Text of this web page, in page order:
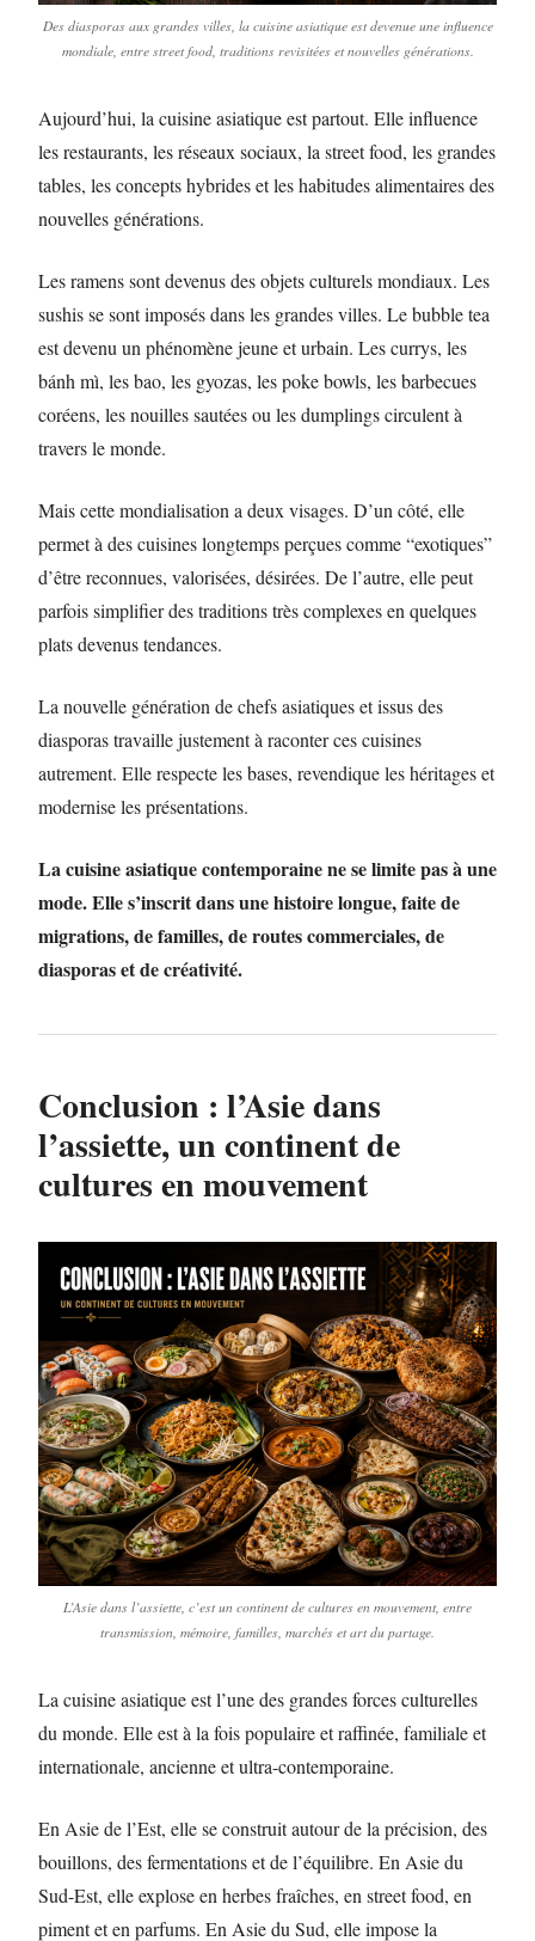
Des diasporas aux grandes villes, la cuisine asiatique est devenue une influence
mondiale, entre street food, traditions revisitées et nouvelles générations.
Aujourd’hui, la cuisine asiatique est partout. Elle influence
les restaurants, les réseaux sociaux, la street food, les grandes
tables, les concepts hybrides et les habitudes alimentaires des
nouvelles générations.
Les ramens sont devenus des objets culturels mondiaux. Les
sushis se sont imposés dans les grandes villes. Le bubble tea
est devenu un phénomène jeune et urbain. Les currys, les
bánh mì, les bao, les gyozas, les poke bowls, les barbecues
coréens, les nouilles sautées ou les dumplings circulent à
travers le monde.
Mais cette mondialisation a deux visages. D’un côté, elle
permet à des cuisines longtemps perçues comme “exotiques”
d’être reconnues, valorisées, désirées. De l’autre, elle peut
parfois simplifier des traditions très complexes en quelques
plats devenus tendances.
La nouvelle génération de chefs asiatiques et issus des
diasporas travaille justement à raconter ces cuisines
autrement. Elle respecte les bases, revendique les héritages et
modernise les présentations.
La cuisine asiatique contemporaine ne se limite pas à une
mode. Elle s’inscrit dans une histoire longue, faite de
migrations, de familles, de routes commerciales, de
diasporas et de créativité.
Conclusion : l’Asie dans
l’assiette, un continent de
cultures en mouvement
L’Asie dans l’assiette, c’est un continent de cultures en mouvement, entre
transmission, mémoire, familles, marchés et art du partage.
La cuisine asiatique est l’une des grandes forces culturelles
du monde. Elle est à la fois populaire et raffinée, familiale et
internationale, ancienne et ultra-contemporaine.
En Asie de l’Est, elle se construit autour de la précision, des
bouillons, des fermentations et de l’équilibre. En Asie du
Sud-Est, elle explose en herbes fraîches, en street food, en
piment et en parfums. En Asie du Sud, elle impose la